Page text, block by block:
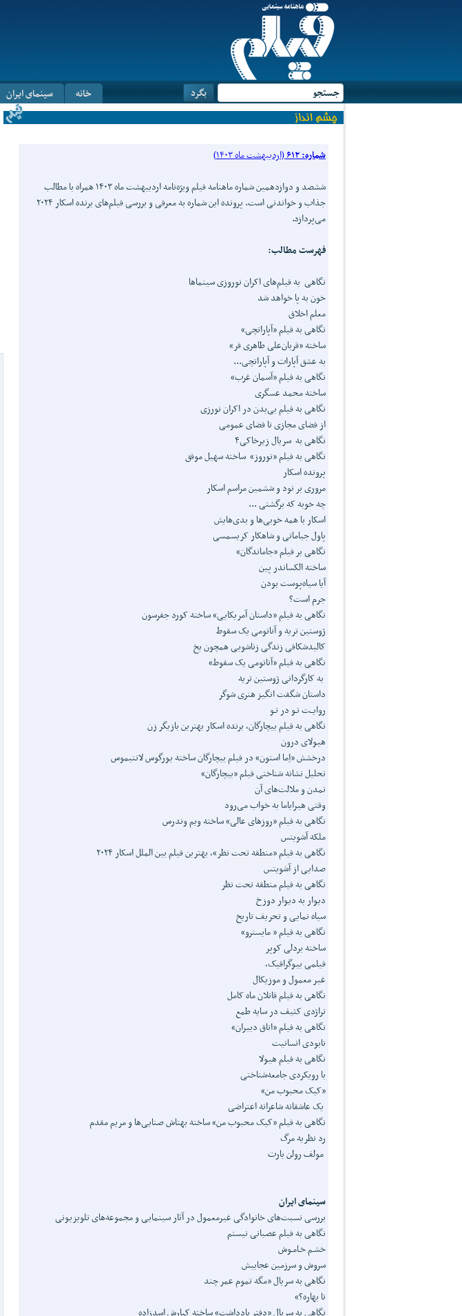
خانه سینمای ایران
شماره: ۶۱۲
(اردیبهشت ماه ۱۴۰۳)
ششصد و دوازدهمین شماره ماهنامه فیلم ویژه‌نامه اردیبهشت ماه ۱۴۰۳ همراه با مطالب
جذاب و خواندنی است. پرونده این شماره به معرفی و بررسی فیلم‌های برنده اسکار ۲۰۲۴
می‌پردازد.
فهرست مطالب:
نگاهی به فیلم‌های اکران نوروزی سینما‌ها
خون به پا خواهد شد
معلم اخلاق
نگاهی به فیلم «آپاراتچی»
ساخته «قربان‌علی طاهری فر»
به عشق آپارات و آپاراتچی...
نگاهی به فیلم «آسمان غرب»
ساخته محمد عسگری
نگاهی به فیلم بی‌بدن در اکران نورزی
از فضای مجازی تا فضای عمومی
نگاهی به سریال زیرخاکی۴
نگاهی به فیلم «نوروز» ساخته سهیل موفق
پرونده اسکار
مروری بر نود و ششمین مراسم اسکار
چه خوبه که برگشتی ...
اسکار با همه خوبی‌ها و بدی‌هایش
پاول جیاماتی و شاهکار کریسمسی
نگاهی بر فیلم «جاماندگان»
ساخته الکساندر پین
آیا سیاه‌پوست بودن
جرم است؟
نگاهی به فیلم «داستان آمریکایی» ساخته کورد جفرسون
ژوستین تریه و آناتومی یک سقوط
کالبدشکافی زندگی زناشویی همچون یخ
نگاهی به فیلم «آناتومی یک سقوط»
به کارگردانی ژوستین تریه
داستان شگفت انگیز هنری شوگر
روایــت تـو در تـو
نگاهی به فیلم بیچارگان، برنده اسکار بهترین بازیگر زن
هیولای درون
درخشش «اِما استون» در فیلم بیچارگان ساخته یورگوس لانتیموس
تحلیل نشانه شناختی فیلم «بیچارگان»
تمدن و ملالت‌های آن
وقتی هیرایاما به خواب می‌رود
نگاهی به فیلم «روزهای عالی» ساخته ویم وندرس
ملکه‌ آشویتس
نگاهی به فیلم «منطقه‌ تحت نظر»، بهترین فیلم بین الملل اسکار ۲۰۲۴
صدایی از آشویتس
نگاهی به فیلم منطقه تحت نظر
دیوار به دیوار دوزخ
سیاه نمایی و تحریف تاریخ
نگاهی به فیلم « مایسترو»
ساخته بردلی کوپر
فیلمی بیوگرافیک،
غیر معمول و موزیکال
نگاهی به فیلم قاتلان ماه کامل
تراژدی کثیف در سایه طمع
نگاهی به فیلم «اتاق دبیران»
نابودی انسانیت
نگاهی به فیلم هیولا
با رویکردی جامعه‌شناختی
«کیک محبوب‌ من»
یک عاشقانه شاعرانه اعتراضی
نگاهی به فیلم «کیک محبوب من» ساخته بهتاش صنایی‌ها و مریم مقدم
رد نظریه مرگ
مولف رولن بارت
سینمای ایران
بررسی نسبت‌های خانوادگی غیرمعمول در آثار سینمایی و مجموعه‌های تلویزیونی
نگاهی به فیلم عصبانی نیستم
خشـم خـامـوش
سروش و سرزمین عجایبش
نگاهی به سریال «مگه تموم عمر چند
تا بهاره؟»
نگاهی به سریال «دفتر یادداشت» ساخته کیارش اسد‌زاده